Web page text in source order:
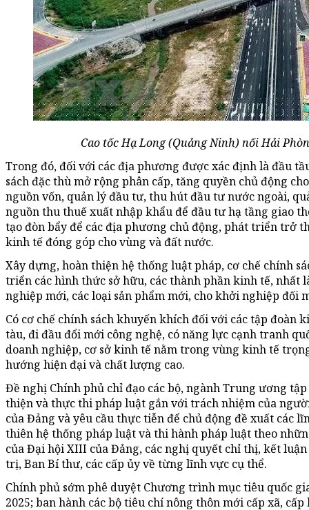
Cao tốc Hạ Long (Quảng Ninh) nối Hải
Trong đó, đối với các địa phương được xác định là đầu
sách đặc thù mở rộng phân cấp, tăng quyền chủ động
nguồn vốn, quản lý đầu tư, thu hút đầu tư nước ngoài,
nguồn thu thuế xuất nhập khẩu để đầu tư hạ tầng giao
tạo đòn bẩy để các địa phương chủ động, phát triển trở
kinh tế đóng góp cho vùng và đất nước.
Xây dựng, hoàn thiện hệ thống luật pháp, cơ chế chính
triển các hình thức sở hữu, các thành phần kinh tế, nhất
nghiệp mới, các loại sản phẩm mới, cho khởi nghiệp đối
Có cơ chế chính sách khuyến khích đối với các tập
tàu, đi đầu đổi mới công nghệ, có năng lực cạnh tranh
doanh nghiệp, cơ sở kinh tế nằm trong vùng kinh tế
hướng hiện đại và chất lượng cao.
Đề nghị Chính phủ chỉ đạo các bộ, ngành Trung ương
thiện và thực thi pháp luật gắn với trách nhiệm của
của Đảng và yêu cầu thực tiễn để chủ động đề xuất các
thiên hệ thống pháp luật và thi hành pháp luật theo
của Đại hội XIII của Đảng, các nghị quyết chỉ thị, kết
trị, Ban Bí thư, các cấp ủy về từng lĩnh vực cụ thể.
Chính phủ sớm phê duyệt Chương trình mục tiêu quốc
2025; ban hành các bộ tiêu chí nông thôn mới cấp xã,